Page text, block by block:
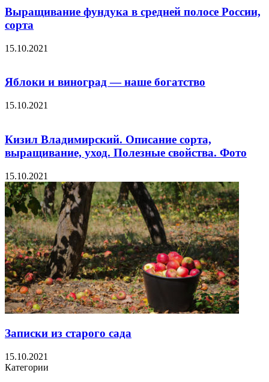
Выращивание фундука в средней полосе России,
сорта
15.10.2021
Яблоки и виноград — наше богатство
15.10.2021
Кизил Владимирский. Описание сорта,
выращивание, уход. Полезные свойства. Фото
15.10.2021
Записки из старого сада
15.10.2021
Категории